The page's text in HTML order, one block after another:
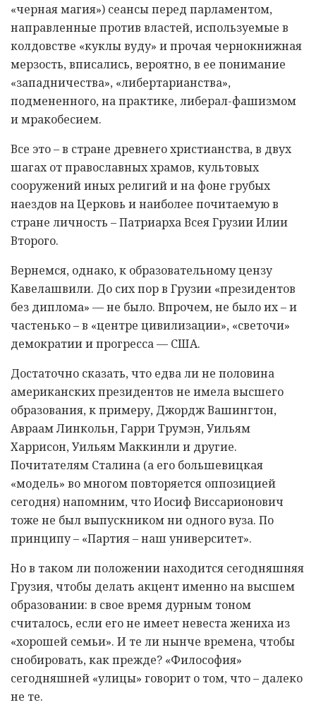
«черная магия») сеансы перед парламентом,
направленные против властей, используемые в
колдовстве «куклы вуду» и прочая чернокнижная
мерзость, вписались, вероятно, в ее понимание
«западничества», «либертарианства»,
подмененного, на практике, либерал-фашизмом
и мракобесием.
Все это – в стране древнего христианства, в двух
шагах от православных храмов, культовых
сооружений иных религий и на фоне грубых
наездов на Церковь и наиболее почитаемую в
стране личность – Патриарха Всея Грузии Илии
Второго.
Вернемся, однако, к образовательному цензу
Кавелашвили. До сих пор в Грузии «президентов
без диплома» — не было. Впрочем, не было их – и
частенько – в «центре цивилизации», «светочи»
демократии и прогресса — США.
Достаточно сказать, что едва ли не половина
американских президентов не имела высшего
образования, к примеру, Джордж Вашингтон,
Авраам Линкольн, Гарри Трумэн, Уильям
Харрисон, Уильям Маккинли и другие.
Почитателям Сталина (а его большевицкая
«модель» во многом повторяется оппозицией
сегодня) напомним, что Иосиф Виссарионович
тоже не был выпускником ни одного вуза. По
принципу – «Партия – наш университет».
Но в таком ли положении находится сегодняшняя
Грузия, чтобы делать акцент именно на высшем
образовании: в свое время дурным тоном
считалось, если его не имеет невеста жениха из
«хорошей семьи». И те ли нынче времена, чтобы
снобировать, как прежде? «Философия»
сегодняшней «улицы» говорит о том, что – далеко
не те.